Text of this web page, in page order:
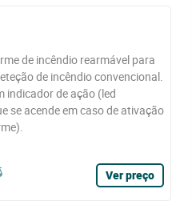
de incêndio rearmável para
de incêndio convencional.
indicador de ação (led
se acende em caso de ativação
Ver preço